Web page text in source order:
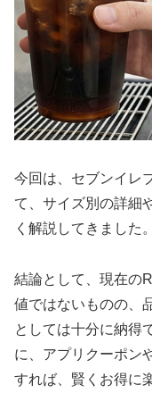
今回は、セブンイレ
て、サイズ別の詳細
く解説してきました。
結論として、現在の
値ではないものの、
としては十分に納得
に、アプリクーポン
すれば、賢くお得に